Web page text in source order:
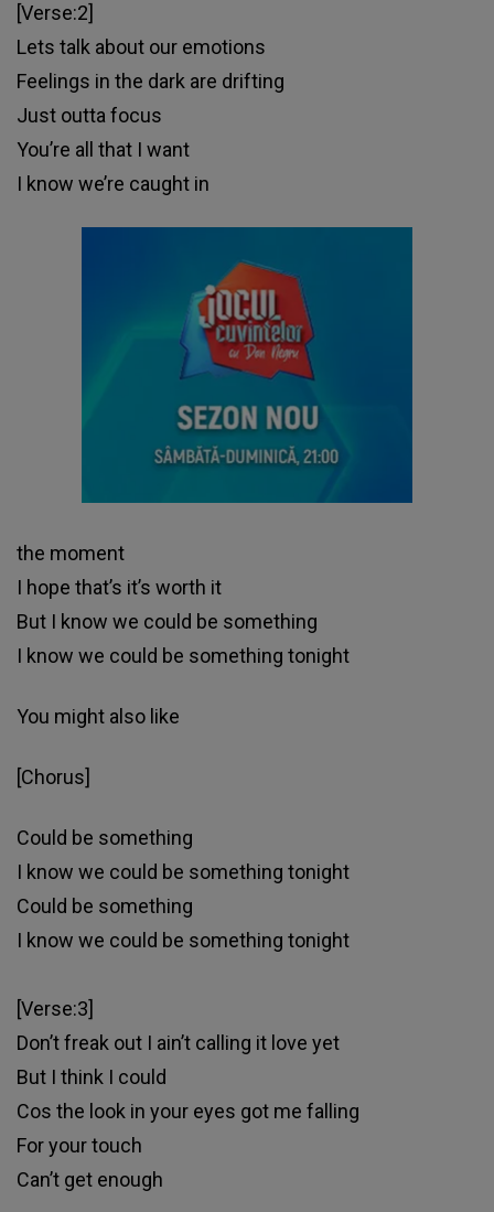
[Verse:2]
Lets talk about our emotions
Feelings in the dark are drifting
Just outta focus
You’re all that I want
I know we’re caught in
the moment
I hope that’s it’s worth it
But I know we could be something
I know we could be something tonight
You might also like
[Chorus]
Could be something
I know we could be something tonight
Could be something
I know we could be something tonight
[Verse:3]
Don’t freak out I ain’t calling it love yet
But I think I could
Cos the look in your eyes got me falling
For your touch
Can’t get enough